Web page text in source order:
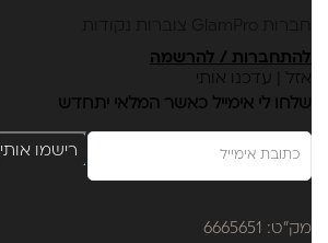
להתחברות / להרשמה
אזל | עדכנו אותי
שלחו לי אימייל כאשר המלאי יתחדש
רישמו אותי
מק"ט: 6665651